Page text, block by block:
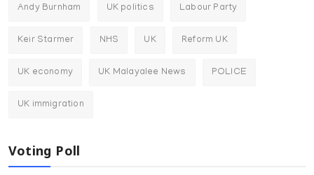
Andy Burnham UK politics Labour Party
Keir Starmer NHS UK Reform UK
UK economy UK Malayalee News POLICE
UK immigration
Voting Poll